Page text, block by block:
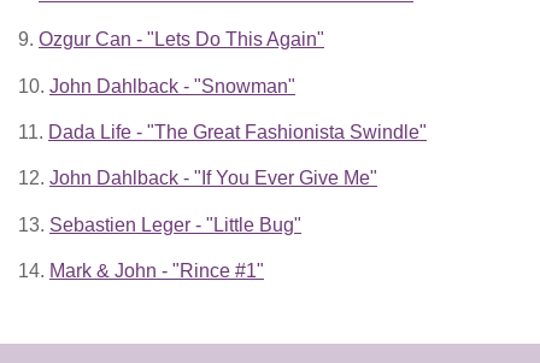
9. Ozgur Can - "Lets Do This Again"
10. John Dahlback - "Snowman"
11. Dada Life - "The Great Fashionista Swindle"
12. John Dahlback - "If You Ever Give Me"
13. Sebastien Leger - "Little Bug"
14. Mark & John - "Rince #1"